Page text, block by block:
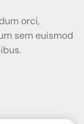
orci,
sem euismod